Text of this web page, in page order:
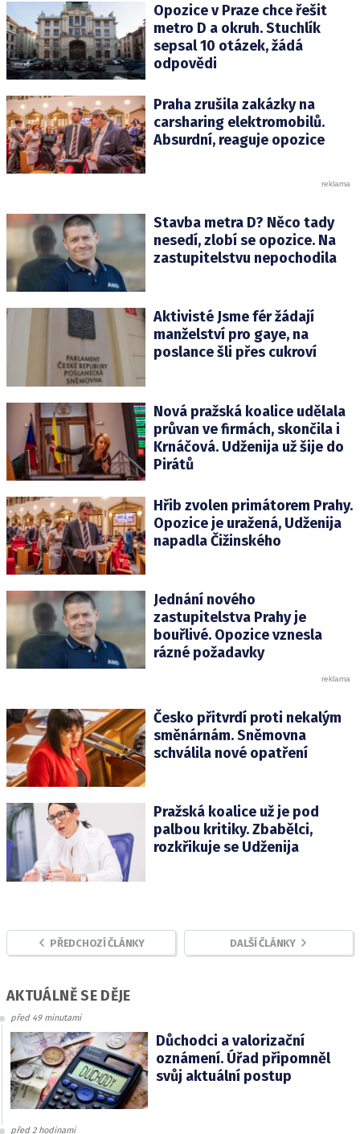
Opozice v Praze chce řešit
metro D a okruh. Stuchlík
sepsal 10 otázek, žádá
odpovědi
Praha zrušila zakázky na
carsharing elektromobilů.
Absurdní, reaguje opozice
Stavba metra D? Něco tady
nesedí, zlobí se opozice. Na
zastupitelstvu nepochodila
Aktivisté Jsme fér žádají
manželství pro gaye, na
poslance šli přes cukroví
Nová pražská koalice udělala
průvan ve firmách, skončila i
Krnáčová. Udženija už šije do
Pirátů
Hřib zvolen primátorem Prahy.
Opozice je uražená, Udženija
napadla Čižinského
Jednání nového
zastupitelstva Prahy je
bouřlivé. Opozice vznesla
rázné požadavky
Česko přitvrdí proti nekalým
směnárnám. Sněmovna
schválila nové opatření
Pražská koalice už je pod
palbou kritiky. Zbabělci,
rozkřikuje se Udženija
PŘEDCHOZÍ ČLÁNKY DALŠÍ ČLÁNKY
AKTUÁLNĚ SE DĚJE
před 49 minutami
Důchodci a valorizační
oznámení. Úřad připomněl
svůj aktuální postup
před 2 hodinami